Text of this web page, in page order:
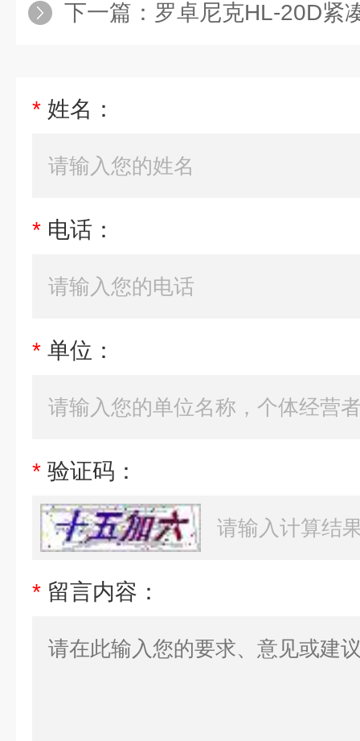
下一篇： 罗卓尼克HL-20D紧
* 姓名：
* 电话：
* 单位：
* 验证码：
* 留言内容：